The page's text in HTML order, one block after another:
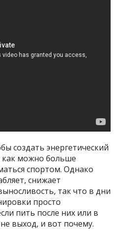
создать энергетический
можно больше
спортом. Однако
снижает
так что в дни
просто
пить после них или в
выход, и вот почему.